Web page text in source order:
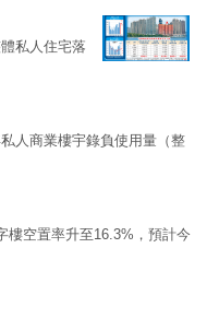
私人住宅落
人商業樓宇錄負使用量（整
樓空置率升至16.3%，預計今